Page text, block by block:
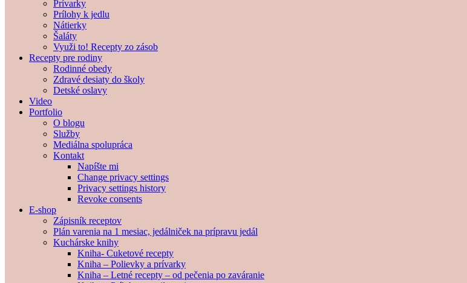
Prívarky
Prílohy k jedlu
Nátierky
Šaláty
Využi to! Recepty zo zásob
Recepty pre rodiny
Rodinné obedy
Zdravé desiaty do školy
Detské oslavy
Video
Portfolio
O blogu
Služby
Mediálna spolupráca
Kontakt
Napíšte mi
Change privacy settings
Privacy settings history
Revoke consents
E-shop
Zápisník receptov
Plán varenia na 1 mesiac, jedálniček na prípravu jedál
Kuchárske knihy
Kniha- Cuketové recepty
Kniha – Polievky a prívarky
Kniha – Letné recepty – od pečenia po zaváranie